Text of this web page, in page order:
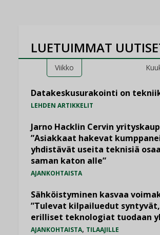
LUETUIMMAT
Viikko
Datakeskusurakointi on
LEHDEN ARTIKKELIT
Jarno Hacklin Cervin
”Asiakkaat hakevat
yhdistävät useita teknisiä
saman katon alle”
AJANKOHTAISTA
Sähköistyminen kasvaa
”Tulevat kilpailuedut
erilliset teknologiat tuodaan
AJANKOHTAISTA, TILAAJILLE